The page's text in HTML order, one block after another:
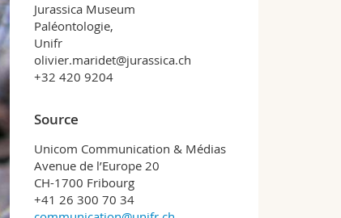
Jurassica Museum
Paléontologie,
Unifr
olivier.maridet@jurassica.ch
+32 420 9204
Source
Unicom Communication & Médias
Avenue de l’Europe 20
CH-1700 Fribourg
+41 26 300 70 34